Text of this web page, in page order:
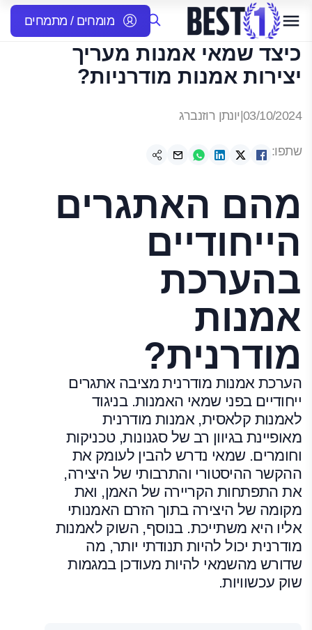
מומחים / מתמחים
כיצד שמאי אמנות מעריך
יצירות אמנות מודרניות?
03/10/2024 יונתן רוזנברג
שתפו:
מהם האתגרים
הייחודיים
בהערכת
אמנות
מודרנית?
הערכת אמנות מודרנית מציבה אתגרים
ייחודיים בפני שמאי האמנות. בניגוד
לאמנות קלאסית, אמנות מודרנית
מאופיינת בגיוון רב של סגנונות, טכניקות
וחומרים. שמאי נדרש להבין לעומק את
ההקשר ההיסטורי והתרבותי של היצירה,
את התפתחות הקריירה של האמן, ואת
מקומה של היצירה בתוך הזרם האמנותי
אליו היא משתייכת. בנוסף, השוק לאמנות
מודרנית יכול להיות תנודתי יותר, מה
שדורש מהשמאי להיות מעודכן במגמות
שוק עכשוויות.